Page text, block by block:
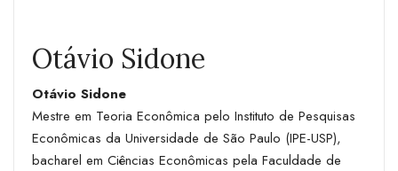
Otávio Sidone
Otávio Sidone
Mestre em Teoria Econômica pelo Instituto de Pesquisas
Econômicas da Universidade de São Paulo (IPE-USP),
bacharel em Ciências Econômicas pela Faculdade de